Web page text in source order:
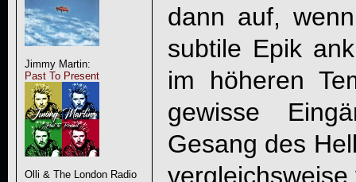
Jimmy Martin:
Past To Present
Olli & The London Radio
dann auf,
subtile Epik
im höheren
gewisse
Gesang des